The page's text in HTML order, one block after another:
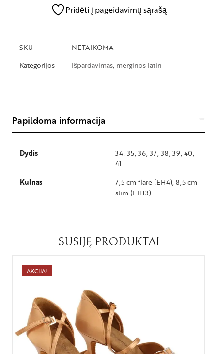
Pridėti į pageidavimų sąrašą
SKU
NETAIKOMA
Kategorijos
Išpardavimas, merginos latin
Papildoma informacija
Dydis
34, 35, 36, 37, 38, 39, 40,
41
Kulnas
7,5 cm flare (EH4), 8,5 cm
slim (EH13)
SUSIJĘ PRODUKTAI
AKCIJA!